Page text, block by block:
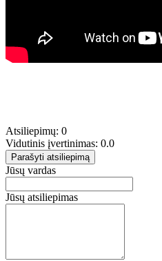
Atsiliepimų: 0
Vidutinis įvertinimas: 0.0
Parašyti atsiliepimą
Jūsų vardas
Jūsų atsiliepimas